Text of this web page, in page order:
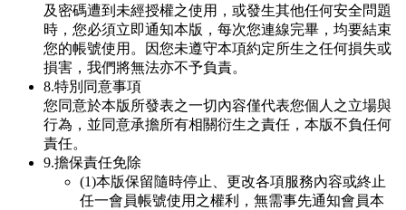
及密碼遭到未經授權之使用，或發生其他任何安全問題
時，您必須立即通知本版，每次您連線完畢，均要結束
您的帳號使用。因您未遵守本項約定所生之任何損失或
損害，我們將無法亦不予負責。
8.特別同意事項
您同意於本版所發表之一切內容僅代表您個人之立場與
行為，並同意承擔所有相關衍生之責任，本版不負任何
責任。
9.擔保責任免除
(1)本版保留隨時停止、更改各項服務內容或終止
任一會員帳號使用之權利，無需事先通知會員本